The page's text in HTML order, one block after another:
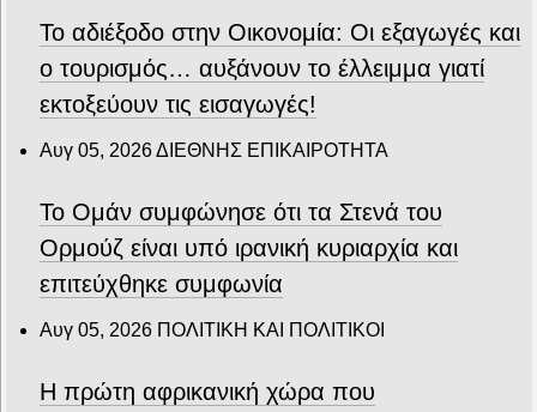
Το αδιέξοδο στην Οικονομία: Οι εξαγωγές και
ο τουρισμός… αυξάνουν το έλλειμμα γιατί
εκτοξεύουν τις εισαγωγές!
Αυγ 05, 2026ΔΙΕΘΝΗΣ ΕΠΙΚΑΙΡΟΤΗΤΑ
Το Ομάν συμφώνησε ότι τα Στενά του
Ορμούζ είναι υπό ιρανική κυριαρχία και
επιτεύχθηκε συμφωνία
Αυγ 05, 2026 ΠΟΛΙΤΙΚΗ ΚΑΙ ΠΟΛΙΤΙΚΟΙ
Η πρώτη αφρικανική χώρα που